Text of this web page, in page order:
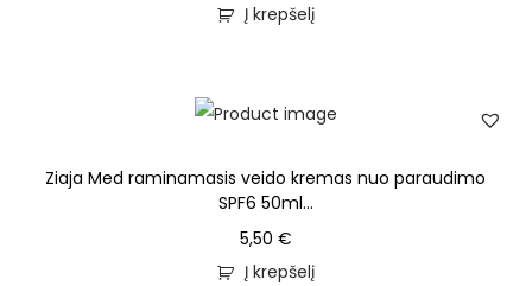
Į krepšelį
Ziaja Med raminamasis veido kremas nuo paraudimo
SPF6 50ml...
5,50 €
Į krepšelį